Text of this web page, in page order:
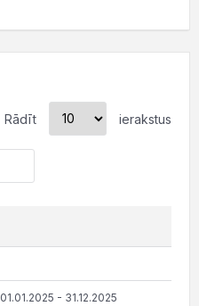
Rādīt ierakstus
01.01.2025 - 31.12.2025